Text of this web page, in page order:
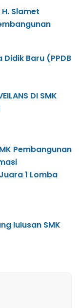
Slamet
Baru (PPDB
DI SMK
Pembangunan
1 Lomba
lulusan SMK